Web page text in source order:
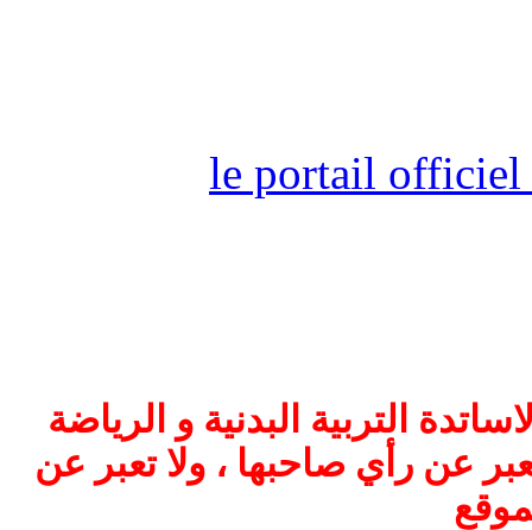
le portail officiel
التربية البدنية و الرياضة
عن رأي صاحبها ، ولا تعبر عن